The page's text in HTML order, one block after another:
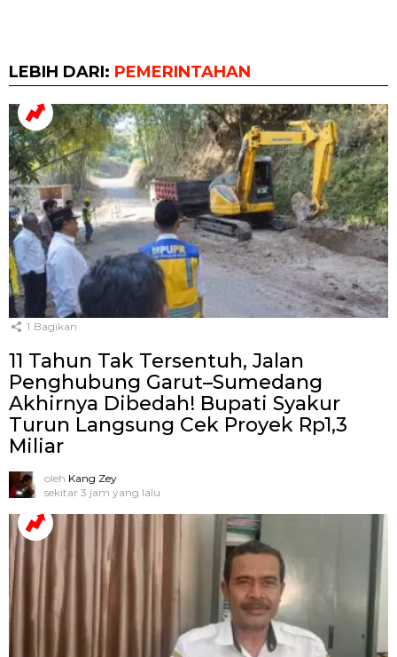
LEBIH DARI: PEMERINTAHAN
1 Bagikan
11 Tahun Tak Tersentuh, Jalan
Penghubung Garut–Sumedang
Akhirnya Dibedah! Bupati Syakur
Turun Langsung Cek Proyek Rp1,3
Miliar
oleh Kang Zey
sekitar 3 jam yang lalu